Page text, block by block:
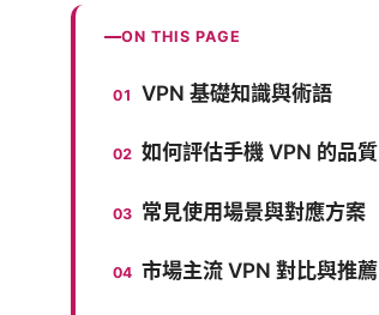
ON THIS PAGE
VPN 基礎知識與術語
如何評估手機 VPN 的品質
常見使用場景與對應方案
市場主流 VPN 對比與推薦